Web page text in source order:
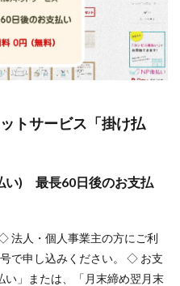
トサービス「掛け払
い) 最長60日後のお支払
人・個人事業主の方にご利
で申し込みください。 ◇ お支
」または、「月末締め翌月末